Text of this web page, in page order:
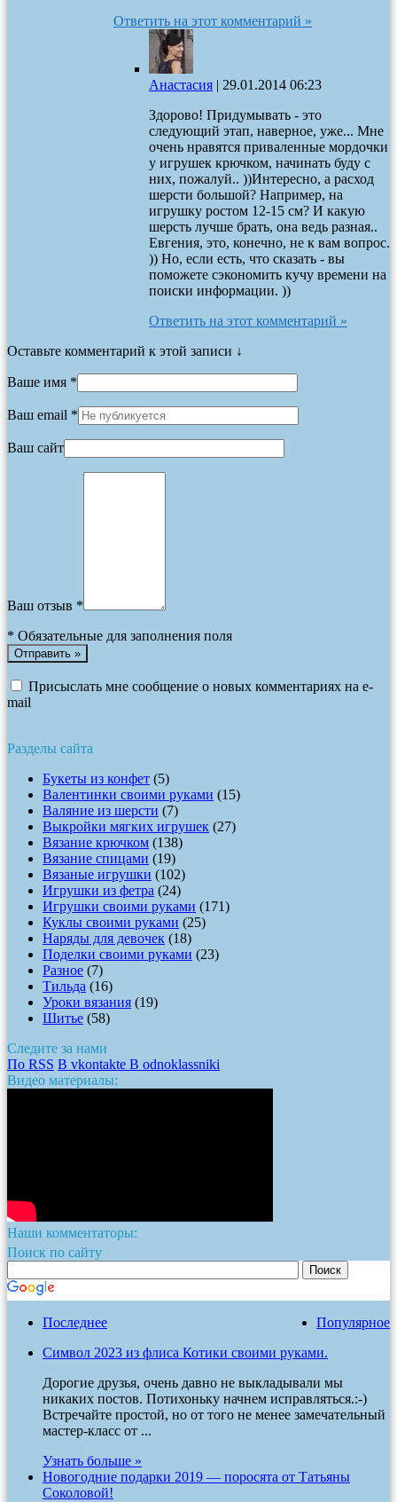
Ответить на этот комментарий »
Анастасия | 29.01.2014 06:23
Здорово! Придумывать - это
следующий этап, наверное, уже... Мне
очень нравятся приваленные мордочки
у игрушек крючком, начинать буду с
них, пожалуй.. ))Интересно, а расход
шерсти большой? Например, на
игрушку ростом 12-15 см? И какую
шерсть лучше брать, она ведь разная..
Евгения, это, конечно, не к вам вопрос.
)) Но, если есть, что сказать - вы
поможете сэкономить кучу времени на
поиски информации. ))
Ответить на этот комментарий »
Оставьте комментарий к этой записи ↓
Ваше имя *
Ваш email *
Ваш сайт
Ваш отзыв *
* Обязательные для заполнения поля
Присыслать мне сообщение о новых комментариях на e-
mail
Разделы сайта
Букеты из конфет (5)
Валентинки своими руками (15)
Валяние из шерсти (7)
Выкройки мягких игрушек (27)
Вязание крючком (138)
Вязание спицами (19)
Вязаные игрушки (102)
Игрушки из фетра (24)
Игрушки своими руками (171)
Куклы своими руками (25)
Наряды для девочек (18)
Поделки своими руками (23)
Разное (7)
Тильда (16)
Уроки вязания (19)
Шитье (58)
Следите за нами
По RSS В vkontakte В odnoklassniki
Видео материалы:
Наши комментаторы:
Поиск по сайту
Популярное
Последнее
Символ 2023 из флиса Котики своими руками.
Дорогие друзья, очень давно не выкладывали мы
никаких постов. Потихоньку начнем исправляться.:-)
Встречайте простой, но от того не менее замечательный
мастер-класс от ...
Узнать больше »
Новогодние подарки 2019 — поросята от Татьяны
Соколовой!